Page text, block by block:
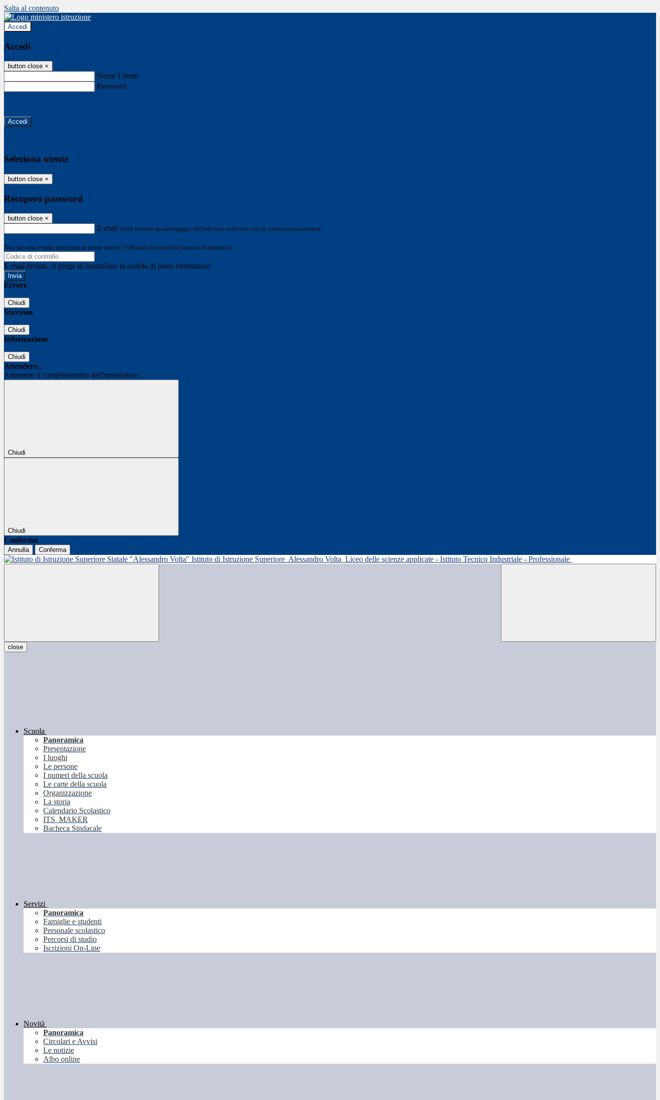
Salta al contenuto
Accedi
Accedi
button close ×
Nome Utente
Password
-
Seleziona utente
button close ×
Recupero password
button close ×
E-mail Verrà inviato un messaggio all'indirizzo indicato con le istruzioni necessarie.
Non hai una e-mail associata al nome utente? Effettua il reset della password tramite la
E-mail inviata, si prega di controllare la casella di posta elettronica!
Errore
Chiudi
Successo
Chiudi
Informazione
Chiudi
Attendere...
Attendere il completamento dell'operazione...
Chiudi
Chiudi
Conferma
Annulla Conferma
Istituto di Istruzione Superiore Alessandro Volta Liceo delle scienze applicate - Istituto Tecnico Industriale - Professionale
close
Scuola
Panoramica
Presentazione
I luoghi
Le persone
I numeri della scuola
Le carte della scuola
Organizzazione
La storia
Calendario Scolastico
ITS_MAKER
Bacheca Sindacale
Servizi
Panoramica
Famiglie e studenti
Personale scolastico
Percorsi di studio
Iscrizioni On-Line
Novità
Panoramica
Circolari e Avvisi
Le notizie
Albo online